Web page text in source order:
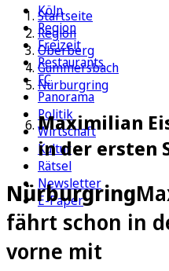
Köln
Region
Freizeit
Restaurants
FC
Panorama
Politik
Wirtschaft
Kultur
Rätsel
Newsletter
E-Paper
Startseite
Region
Oberberg
Gummersbach
Nürburgring
Maximilian
in der ersten
Nürburgring
fährt schon in
vorne mit